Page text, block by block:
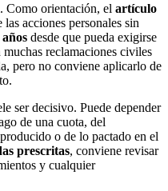
Como orientación, el artículo
las acciones personales sin
desde que pueda exigirse
reclamaciones civiles
pero no conviene aplicarlo de
ser decisivo. Puede depender
de una cuota, del
o de lo pactado en el
prescritas, conviene revisar
y cualquier